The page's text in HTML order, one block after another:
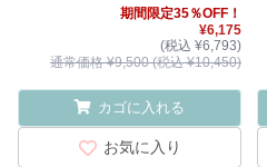
期間限定35％OFF！
¥6,175
(税込 ¥6,793)
通常価格 ¥9,500 (税込 ¥10,450)
カゴに入れる
お気に入り